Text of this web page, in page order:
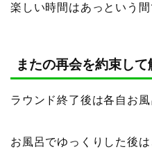
楽しい時間はあっという
またの再会を約束して
ラウンド終了後は各自お風
お風呂でゆっくりした後